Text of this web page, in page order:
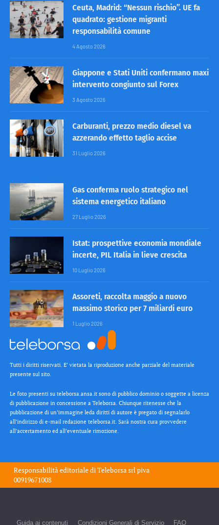
Ceuta, Madrid: “Nessun rischio”. UE fa
quadrato: gestione migranti
responsabilità comune
4 Agosto 2026
Giappone e Stati Uniti confermano maxi
intervento congiunto sul Forex
3 Agosto 2026
Carburanti, prezzo medio diesel va
azzerando effetto taglio accise
31 Luglio 2026
Gas conferma ruolo strategico nel
sistema energetico italiano
27 Luglio 2026
Istat: prospettive economia mondiale
incerte, PIL Italia in lieve crescita
10 Luglio 2026
Assoreti, raccolta maggio a nuovo
massimo storico per 7 miliardi euro
1 Luglio 2026
Tutti i diritti riservati. E’ vietata la riproduzione anche parziale del materiale
presente sul sito.
Le foto presenti su teleborsa.ansa.it sono di pubblico dominio o soggette a licenza
di pubblicazione in concessione a Teleborsa. Chiunque ritenesse che la
pubblicazione di un’immagine leda diritti di autore è pregato di segnalarlo
all’indirizzo di e-mail redazione teleborsa.it. Sarà nostra cura provvedere
all’accertamento ed all’eventuale rimozione.
Responsabilità editoriale diTeleborsa srlpiva
00919671008
Guida ai contenuti Condizioni Generali di Servizio FAQ